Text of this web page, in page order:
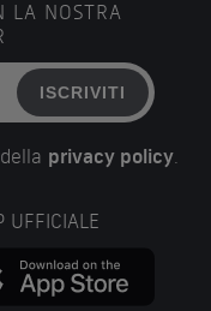
LA NOSTRA
ISCRIVITI
privacy policy.
UFFICIALE